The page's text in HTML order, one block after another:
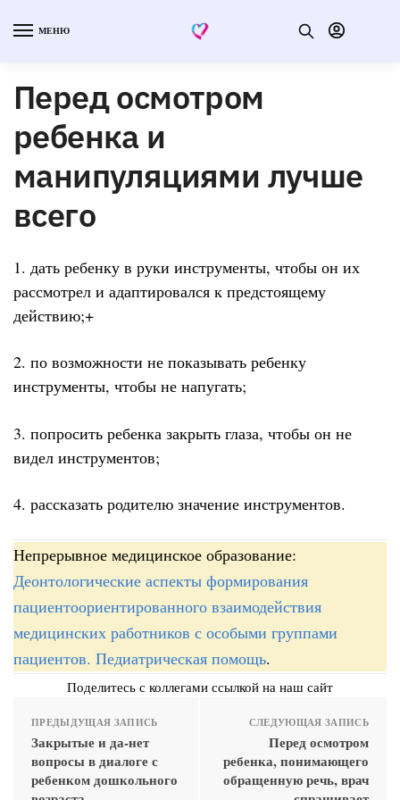
МЕНЮ
Перед осмотром
ребенка и
манипуляциями лучше
всего
1. дать ребенку в руки инструменты, чтобы он их
рассмотрел и адаптировался к предстоящему
действию;+
2. по возможности не показывать ребенку
инструменты, чтобы не напугать;
3. попросить ребенка закрыть глаза, чтобы он не
видел инструментов;
4. рассказать родителю значение инструментов.
Непрерывное медицинское образование:
Деонтологические аспекты формирования
пациентоориентированного взаимодействия
медицинских работников с особыми группами
пациентов. Педиатрическая помощь.
Поделитесь с коллегами ссылкой на наш сайт
ПРЕДЫДУЩАЯ ЗАПИСЬ
Закрытые и да-нет
вопросы в диалоге с
ребенком дошкольного
СЛЕДУЮЩАЯ ЗАПИСЬ
Перед осмотром
ребенка, понимающего
обращенную речь, врач